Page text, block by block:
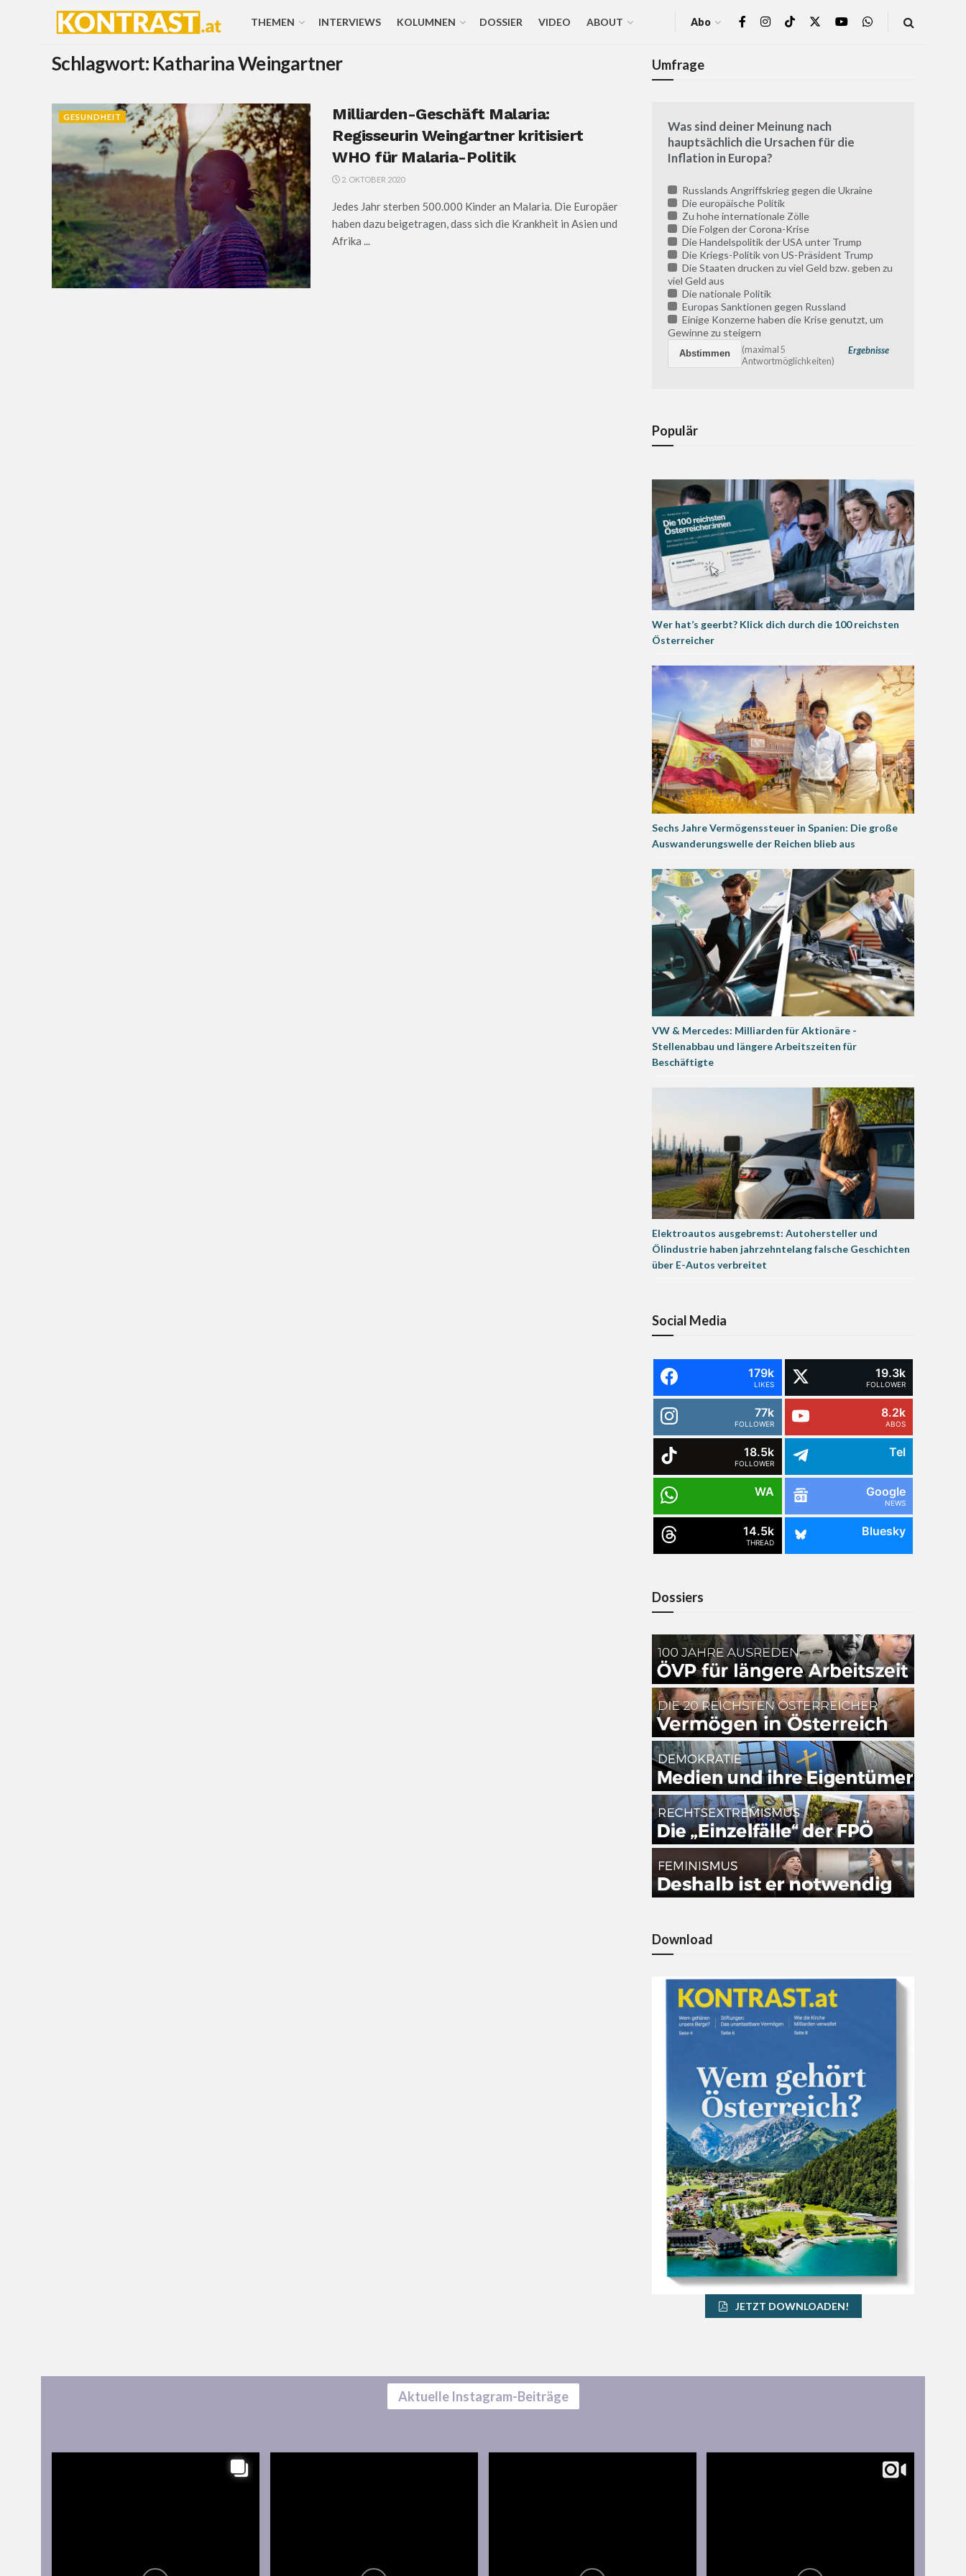
THEMEN INTERVIEWS KOLUMNEN DOSSIER VIDEO ABOUT Abo
Schlagwort: Katharina Weingartner
GESUNDHEIT
Milliarden-Geschäft Malaria:
Regisseurin Weingartner kritisiert
WHO für Malaria-Politik
2. OKTOBER 2020
Jedes Jahr sterben 500.000 Kinder an Malaria. Die Europäer
haben dazu beigetragen, dass sich die Krankheit in Asien und
Afrika ...
Umfrage
Was sind deiner Meinung nach
hauptsächlich die Ursachen für die
Inflation in Europa?
Russlands Angriffskrieg gegen die Ukraine
Die europäische Politik
Zu hohe internationale Zölle
Die Folgen der Corona-Krise
Die Handelspolitik der USA unter Trump
Die Kriegs-Politik von US-Präsident Trump
Die Staaten drucken zu viel Geld bzw. geben zu
viel Geld aus
Die nationale Politik
Europas Sanktionen gegen Russland
Einige Konzerne haben die Krise genutzt, um
Gewinne zu steigern
Ergebnisse
(maximal 5
Antwortmöglichkeiten)
Populär
Wer hat’s geerbt? Klick dich durch die 100 reichsten
Österreicher
Sechs Jahre Vermögenssteuer in Spanien: Die große
Auswanderungswelle der Reichen blieb aus
VW & Mercedes: Milliarden für Aktionäre -
Stellenabbau und längere Arbeitszeiten für
Beschäftigte
Elektroautos ausgebremst: Autohersteller und
Ölindustrie haben jahrzehntelang falsche Geschichten
über E-Autos verbreitet
Social Media
179k
LIKES
19.3k
FOLLOWER
77k
FOLLOWER
8.2k
ABOS
18.5k
FOLLOWER
Tel
WA Google
NEWS
14.5k
THREAD
Bluesky
Dossiers
Download
JETZT DOWNLOADEN!
Aktuelle Instagram-Beiträge